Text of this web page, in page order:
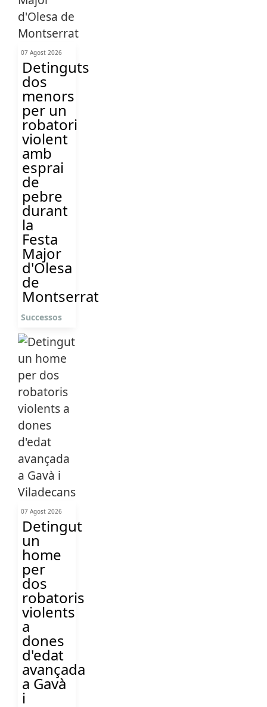
07 Agost 2026
Detinguts
dos
menors
per un
robatori
violent
amb
esprai
de
pebre
durant
la
Festa
Major
d'Olesa
de
Montserrat
Successos
07 Agost 2026
Detingut
un
home
per
dos
robatoris
violents
a
dones
d'edat
avançada
a Gavà
i